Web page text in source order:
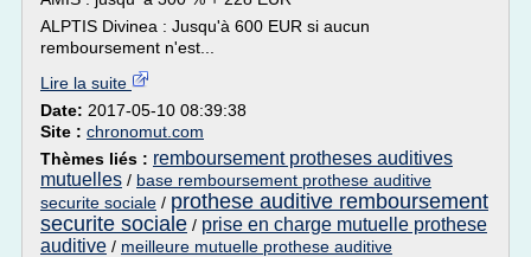
ALPTIS Divinea : Jusqu'à 600 EUR si aucun
remboursement n'est...
Lire la suite
Date: 2017-05-10 08:39:38
Site : chronomut.com
Thèmes liés : remboursement protheses auditives
mutuelles / base remboursement prothese auditive
securite sociale / prothese auditive remboursement
securite sociale / prise en charge mutuelle prothese
auditive / meilleure mutuelle prothese auditive